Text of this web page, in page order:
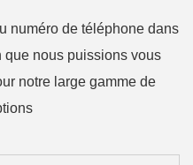
numéro de téléphone dans
que nous puissions vous
notre large gamme de